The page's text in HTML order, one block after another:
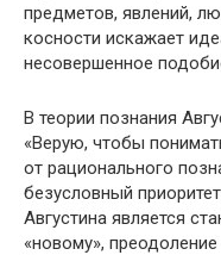
предметов, явлений,
косности искажает
несовершенное
В теории познания
«Верую, чтобы
от рационального
безусловный
Августина является
«новому»,